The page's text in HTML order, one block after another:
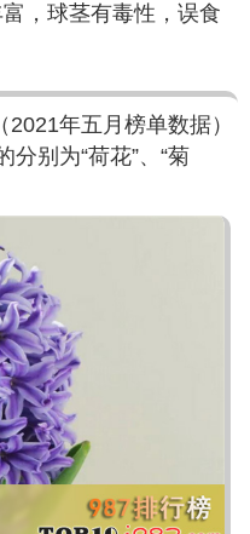
，球茎有毒性，误食
（2021年五月榜单数据）
分别为“荷花”、“菊